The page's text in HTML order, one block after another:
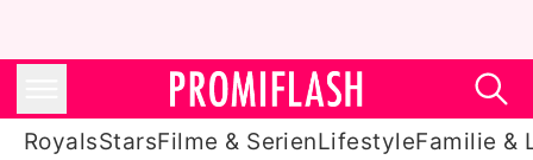
RoyalsStarsFilme & SerienLifestyleFamilie &